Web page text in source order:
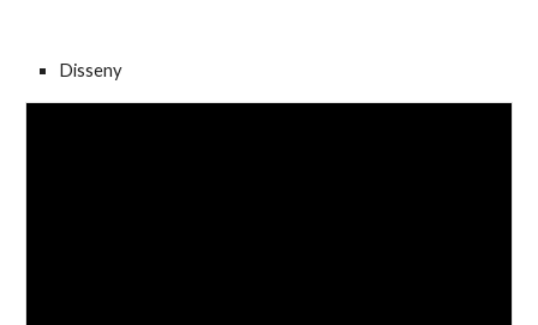
Disseny